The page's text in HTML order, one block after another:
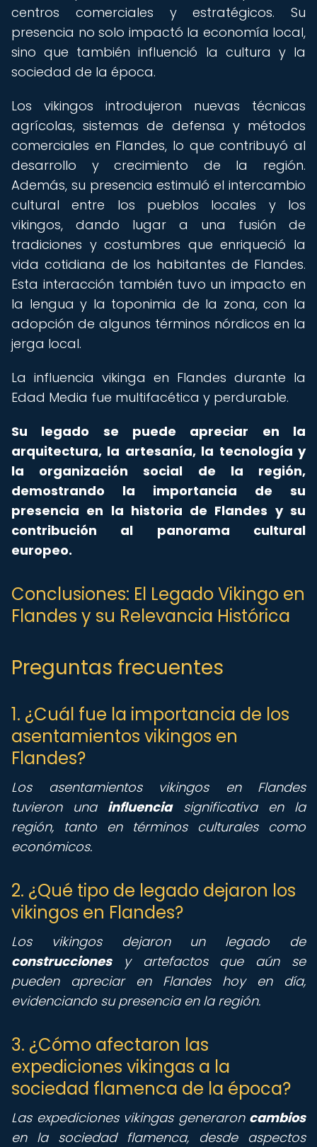
centros comerciales y estratégicos. Su
presencia no solo impactó la economía local,
sino que también influenció la cultura y la
sociedad de la época.
Los vikingos introdujeron nuevas técnicas
agrícolas, sistemas de defensa y métodos
comerciales en Flandes, lo que contribuyó al
desarrollo y crecimiento de la región.
Además, su presencia estimuló el intercambio
cultural entre los pueblos locales y los
vikingos, dando lugar a una fusión de
tradiciones y costumbres que enriqueció la
vida cotidiana de los habitantes de Flandes.
Esta interacción también tuvo un impacto en
la lengua y la toponimia de la zona, con la
adopción de algunos términos nórdicos en la
jerga local.
La influencia vikinga en Flandes durante la
Edad Media fue multifacética y perdurable.
Su legado se puede apreciar en la
arquitectura, la artesanía, la tecnología y
la organización social de la región,
demostrando la importancia de su
presencia en la historia de Flandes y su
contribución al panorama cultural
europeo.
Conclusiones: El Legado Vikingo en
Flandes y su Relevancia Histórica
Preguntas frecuentes
1. ¿Cuál fue la importancia de los
asentamientos vikingos en
Flandes?
Los asentamientos vikingos en Flandes
tuvieron una influenciasignificativa en la
región, tanto en términos culturales como
económicos.
2. ¿Qué tipo de legado dejaron los
vikingos en Flandes?
Los vikingos dejaron un legado de
construccionesy artefactos que aún se
pueden apreciar en Flandes hoy en día,
evidenciando su presencia en la región.
3. ¿Cómo afectaron las
expediciones vikingas a la
sociedad flamenca de la época?
Las expediciones vikingas generaron cambios
en la sociedad flamenca, desde aspectos